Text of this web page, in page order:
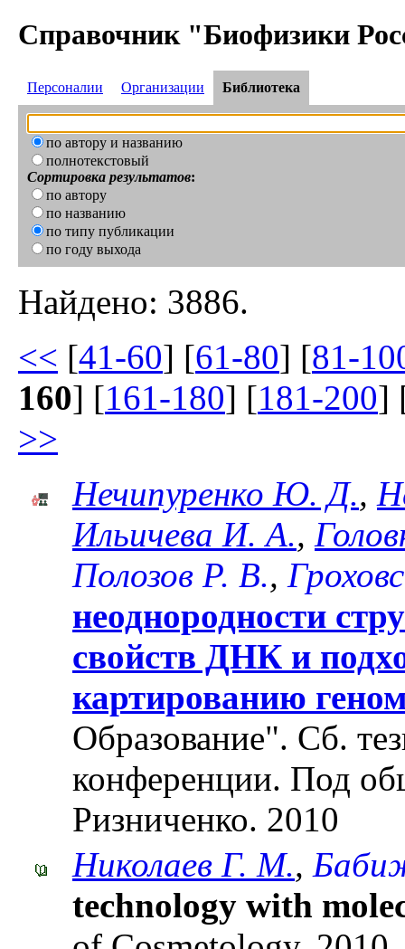
Справочник "Биофизики
Персоналии Организации Библиотека
по автору и названию
полнотекстовый
Сортировка результатов:
по автору
по названию
по типу публикации
по году выхода
Найдено: 3886.
<< [41-60] [61-80] [81-
160] [161-180] [181-200]
>>
Нечипуренко Ю. Д.,
Ильичева И. А.,
Полозов Р. В.,
неоднородности
свойств ДНК и
картированию
Образование". Cб.
конференции. Под
Ризниченко. 2010
Николаев Г. М.,
technology with